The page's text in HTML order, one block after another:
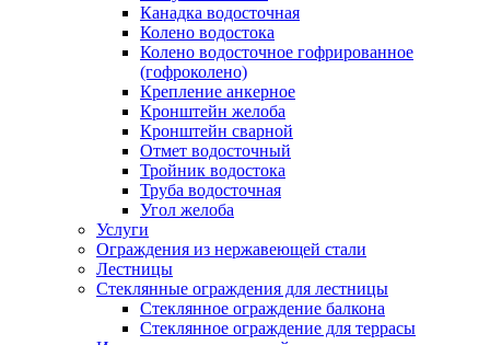
Канадка водосточная
Колено водостока
Колено водосточное гофрированное
(гофроколено)
Крепление анкерное
Кронштейн желоба
Кронштейн сварной
Отмет водосточный
Тройник водостока
Труба водосточная
Угол желоба
Услуги
Ограждения из нержавеющей стали
Лестницы
Стеклянные ограждения для лестницы
Стеклянное ограждение балкона
Стеклянное ограждение для террасы